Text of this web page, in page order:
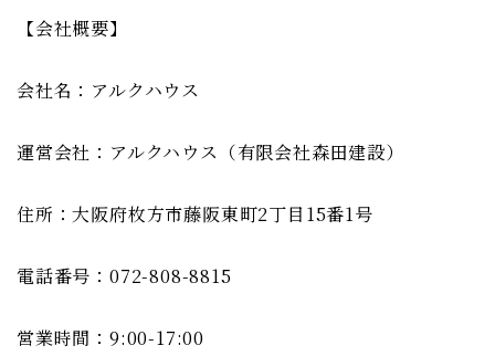
【会社概要】
会社名：アルクハウス
運営会社：アルクハウス（有限会社森田建設）
住所：大阪府枚方市藤阪東町2丁目15番1号
電話番号：072-808-8815
営業時間：9:00-17:00